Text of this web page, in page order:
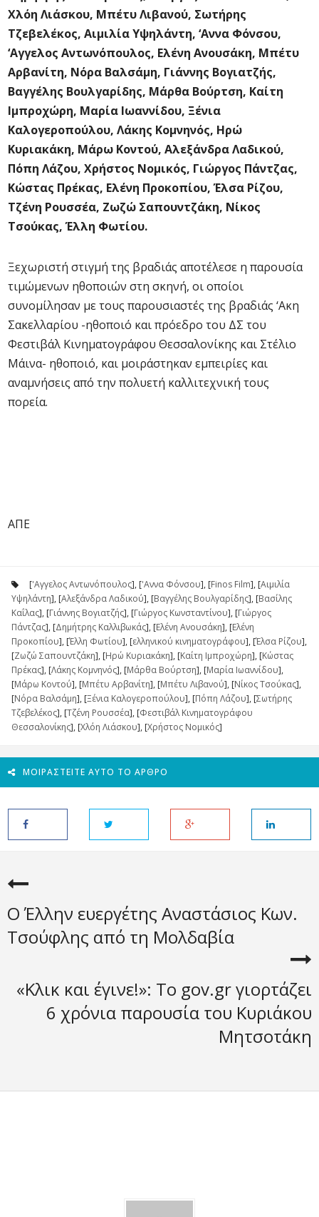
Χλόη Λιάσκου, Μπέτυ Λιβανού, Σωτήρης
Τζεβελέκος, Αιμιλία Υψηλάντη, ‘Αννα Φόνσου,
‘Αγγελος Αντωνόπουλος, Ελένη Ανουσάκη, Μπέτυ
Αρβανίτη, Νόρα Βαλσάμη, Γιάννης Βογιατζής,
Βαγγέλης Βουλγαρίδης, Μάρθα Βούρτση, Καίτη
Ιμπροχώρη, Μαρία Ιωαννίδου, Ξένια
Καλογεροπούλου, Λάκης Κομνηνός, Ηρώ
Κυριακάκη, Μάρω Κοντού, Αλεξάνδρα Λαδικού,
Πόπη Λάζου, Χρήστος Νομικός, Γιώργος Πάντζας,
Κώστας Πρέκας, Ελένη Προκοπίου, Έλσα Ρίζου,
Τζένη Ρουσσέα, Ζωζώ Σαπουντζάκη, Νίκος
Τσούκας, Έλλη Φωτίου.
Ξεχωριστή στιγμή της βραδιάς αποτέλεσε η παρουσία
τιμώμενων ηθοποιών στη σκηνή, οι οποίοι
συνομίλησαν με τους παρουσιαστές της βραδιάς ‘Ακη
Σακελλαρίου -ηθοποιό και πρόεδρο του ΔΣ του
Φεστιβάλ Κινηματογράφου Θεσσαλονίκης και Στέλιο
Μάινα- ηθοποιό, και μοιράστηκαν εμπειρίες και
αναμνήσεις από την πολυετή καλλιτεχνική τους
πορεία.
ΑΠΕ
['Αγγελος Αντωνόπουλος], ['Αννα Φόνσου], [Finos Film], [Αιμιλία
Υψηλάντη], [Αλεξάνδρα Λαδικού], [Βαγγέλης Βουλγαρίδης], [Βασίλης
Καΐλας], [Γιάννης Βογιατζής], [Γιώργος Κωνσταντίνου], [Γιώργος
Πάντζας], [Δημήτρης Καλλιβωκάς], [Ελένη Ανουσάκη], [Ελένη
Προκοπίου], [Έλλη Φωτίου], [ελληνικού κινηματογράφου], [Έλσα Ρίζου],
[Ζωζώ Σαπουντζάκη], [Ηρώ Κυριακάκη], [Καίτη Ιμπροχώρη], [Κώστας
Πρέκας], [Λάκης Κομνηνός], [Μάρθα Βούρτση], [Μαρία Ιωαννίδου],
[Μάρω Κοντού], [Μπέτυ Αρβανίτη], [Μπέτυ Λιβανού], [Νίκος Τσούκας],
[Νόρα Βαλσάμη], [Ξένια Καλογεροπούλου], [Πόπη Λάζου], [Σωτήρης
Τζεβελέκος], [Τζένη Ρουσσέα], [Φεστιβάλ Κινηματογράφου
Θεσσαλονίκης], [Χλόη Λιάσκου], [Χρήστος Νομικός]
ΜΟΙΡΑΣΤΕΊΤΕ ΑΥΤΌ ΤΟ ΆΡΘΡΟ
O Έλλην ευεργέτης Αναστάσιος Κων.
Τσούφλης από τη Μολδαβία
«Κλικ και έγινε!»: Το gov.gr γιορτάζει
6 χρόνια παρουσία του Κυριάκου
Μητσοτάκη